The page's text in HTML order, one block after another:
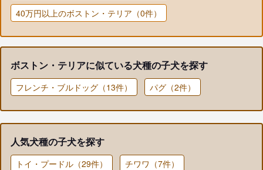
40万円以上のボストン・テリア（0件）
ボストン・テリアに似ている犬種の子犬を探す
フレンチ・ブルドッグ（13件） パグ（2件）
人気犬種の子犬を探す
トイ・プードル（29件）
チワワ（7件）